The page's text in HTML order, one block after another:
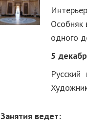
Особняк
одного
5
Занятия ведет: